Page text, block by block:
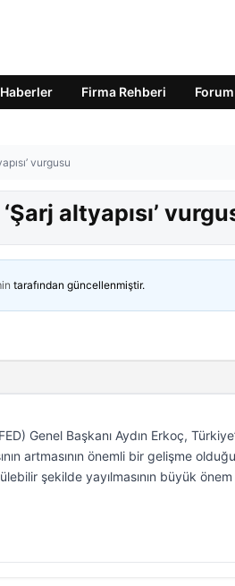
Firma Rehberi Forum
vurgusu
altyapısı’
tarafından güncellenmiştir.
Genel Başkanı Aydın Erkoç,
artmasının önemli bir gelişme
şekilde yayılmasının büyük önem